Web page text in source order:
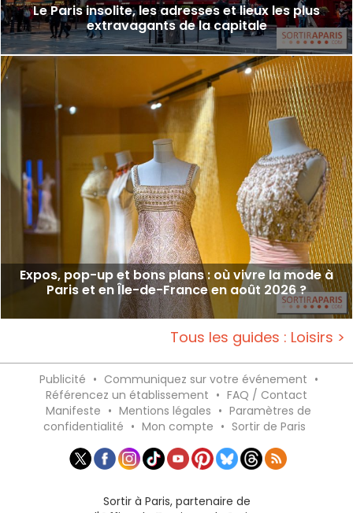
Le Paris insolite, les adresses et lieux les plus
extravagants de la capitale
Expos, pop-up et bons plans : où vivre la mode à
Paris et en Île-de-France en août 2026 ?
Tous les guides : Loisirs >
Publicité • Communiquez sur votre événement •
Référencez un établissement • FAQ / Contact
Manifeste • Mentions légales • Paramètres de
confidentialité • Mon compte • Sortir de Paris
Sortir à Paris, partenaire de